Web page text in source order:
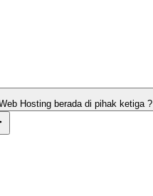
Hosting berada di pihak ketiga ?